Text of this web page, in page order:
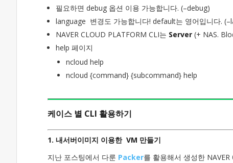
필요하면 debug 옵션 이용 가능합니다. (–debug)
language 변경도 가능합니다! default는 영어입니다.
NAVER CLOUD PLATFORM CLI는 Server (+ NAS.
help 페이지
ncloud help
ncloud {command} {subcommand} help
케이스 별 CLI 활용하기
1. 내서버이미지 이용한 VM 만들기
지난 포스팅에서 다룬 Packer를 활용해서 생성한